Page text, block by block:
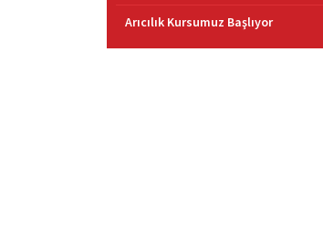
Arıcılık Kursumuz Başlıyor